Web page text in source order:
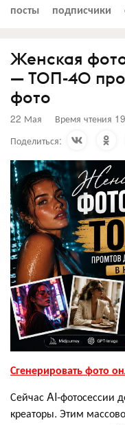
посты подписчики
Женская
— ТОП-40
фото
22 Мая Время чтения
Поделиться:
Сгенерировать фото
Сейчас AI-фотосессии
креаторы. Этим